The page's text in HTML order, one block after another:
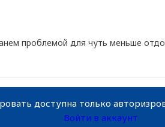
проблемой для чуть меньше
доступна только
Войти в аккаунт